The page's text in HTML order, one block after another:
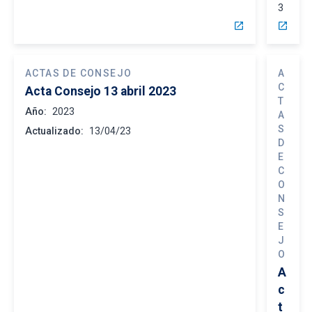
open_in_new
3
open_in_new
ACTAS DE CONSEJO
Acta Consejo 13 abril 2023
Año: 2023
Actualizado: 13/04/23
A
C
T
A
S
D
E
C
O
N
S
E
J
O
A
c
t